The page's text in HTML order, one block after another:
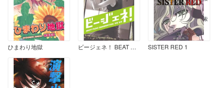
ひまわり地獄 ビージェネ！ BEAT PUNK GENERATION SISTER RED 1